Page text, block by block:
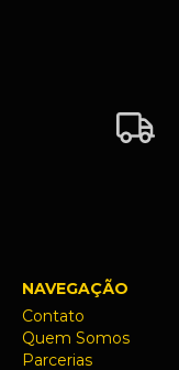
NAVEGAÇÃO
Contato
Quem Somos
Parcerias